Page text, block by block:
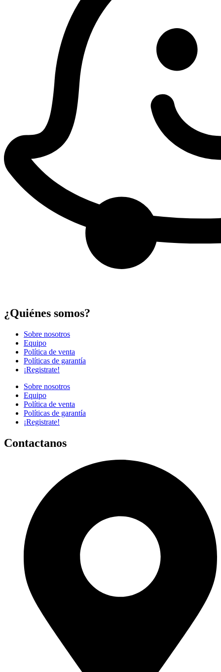
¿Quiénes somos?
Sobre nosotros
Equipo
Política de venta
Políticas de garantía
¡Registrate!
Sobre nosotros
Equipo
Política de venta
Políticas de garantía
¡Registrate!
Contactanos